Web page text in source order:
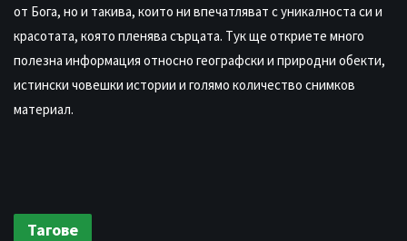
от Бога, но и такива, които ни впечатляват с уникалноста си и
красотата, която пленява сърцата. Тук ще откриете много
полезна информация относно географски и природни обекти,
истински човешки истории и голямо количество снимков
материал.
Тагове